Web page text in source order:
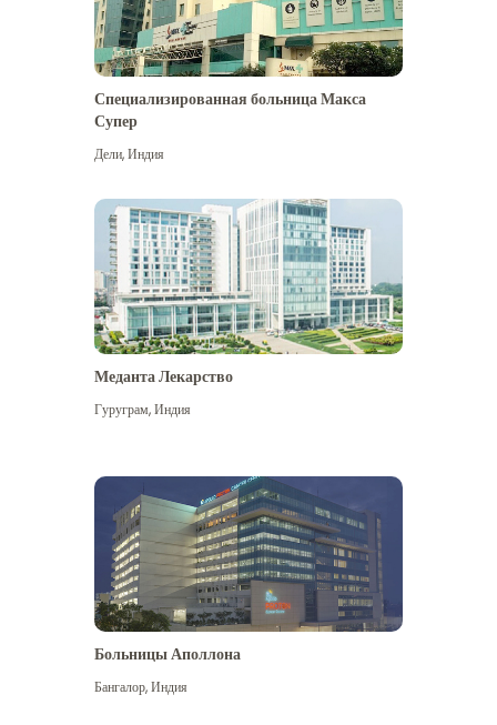
Посмотреть больше
Специализированная больница Макса
Супер
Дели,Индия
Меданта Лекарство
Гуруграм,Индия
Больницы Аполлона
Бангалор,Индия